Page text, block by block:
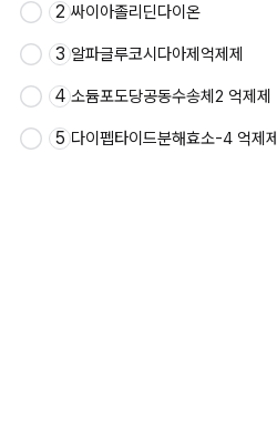
2 싸이아졸리딘다이온
3 알파글루코시다아제억제제
4 소듐포도당공동수송체2 억제제
5 다이펩타이드분해효소-4 억제제